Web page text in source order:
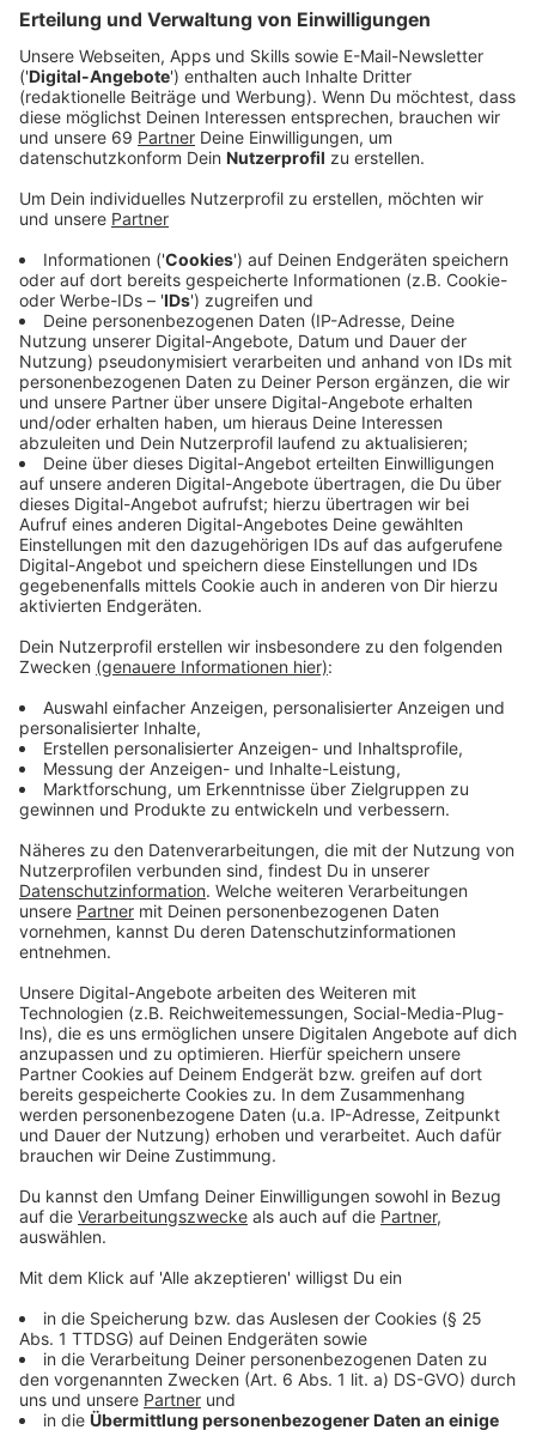
Bei eurem Lieblingsradio wird es sonnig: Mit etwas
Glück gewinnt ihr eure Sonnenreise zu den schönsten
Hotspots der Welt. Gemeinsam mit alltours entdeckt
ihr die feinen Sandstrände der Kanaren oder erlebt die
herzliche Gastfreundschaft in der Türkei. Von
Griechenland über die Kanaren bis hin zu Mallorca und
der Dominikanischen Republik – alles ist möglich!
zwei Personen – und jeden Freitag sogar auf einen
Familienurlaub (für zwei Erwachsene und zwei Kinder
bis einschließlich 14 Jahre). Zusätzlich verlosen wir
jede Wocheexklusiv online eine weitere Traumreise.
Jetzt mitmachen:
Bewerbt euch, meldet euch an und spielt mit um euren
nächsten Urlaub in der Sonne!
Anzeige
So geht das Spiel "Der Urlaubscountdown - in
die Sonne mit alltours"
Das Spiel ist denkbar einfach: Dreimal täglich treten
bei "Der Urlaubscountdown - in die Sonne mit alltours"
zwei Hörer gegeneinander an und spielen um eine
Reise. Beide Kandidaten müssen angeben, in wie vielen
Sekunden sie meinen, unseren Urlaubshit erraten zu
können. Der Kandidat mit dem niedrigsten "Gebot" darf
sein Glück versuchen. Nennt der Kandidat uns
des Urlaubshits, gewinnt er. Schafft er es nicht, geht
die Reise automatisch an seinen Mitspieler.
Anzeige
Das Online-Extra
Anzeige
Zusätzlich verlosen wir jeden Freitag hierexklusiv eine
Reise für zwei. Hört euchHIERunseren Online-
Urlaubshit an und registriert euch. Unter allen richtigen
Antworten verlosen wir die jeweilige Online-Reise.
Anzeige